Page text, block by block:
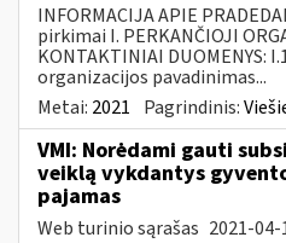
INFORMACIJA APIE
pirkimai I. PERKANČIOJI
KONTAKTINIAI DUOMENYS:
organizacijos pavadinimas...
Metai: 2021 Pagrindinis:
VMI: Norėdami gauti
veiklą vykdantys
pajamas
Web turinio sąrašas 2021-04-